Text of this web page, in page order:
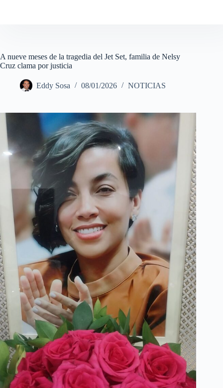
A nueve meses de la tragedia del Jet Set, familia de Nelsy
Cruz clama por justicia
Eddy Sosa 08/01/2026 NOTICIAS